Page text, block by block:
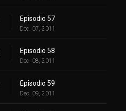
Episodio 57
Dec. 07, 2011
Episodio 58
Dec. 08, 2011
Episodio 59
Dec. 09, 2011